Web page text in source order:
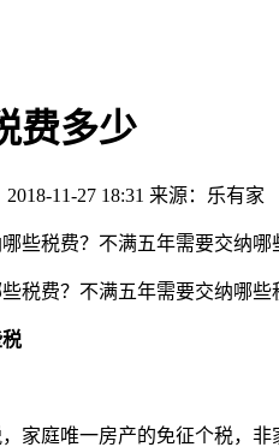
费多少
11-27 18:31 来源：乐有家
些税费？不满五年需要交纳
税费？不满五年需要交纳哪
家庭唯一房产的免征个税，非